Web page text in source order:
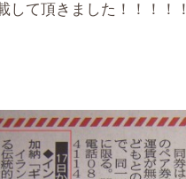
して頂きました！！！！！